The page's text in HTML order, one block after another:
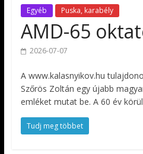
Egyéb Puska, karabély
AMD-65
2026-07-07
A www.kalasnyikov.hu
Szőrös Zoltán egy újabb
emléket mutat be. A 60 év
Tudj meg többet